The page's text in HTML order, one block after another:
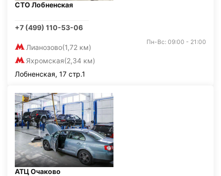
СТО Лобненская
+7 (499) 110-53-06
Лианозово(1,72 км)
Яхромская(2,34 км)
Пн-Вс: 09:00 - 21:00
Лобненская, 17 стр.1
АТЦ Очаково